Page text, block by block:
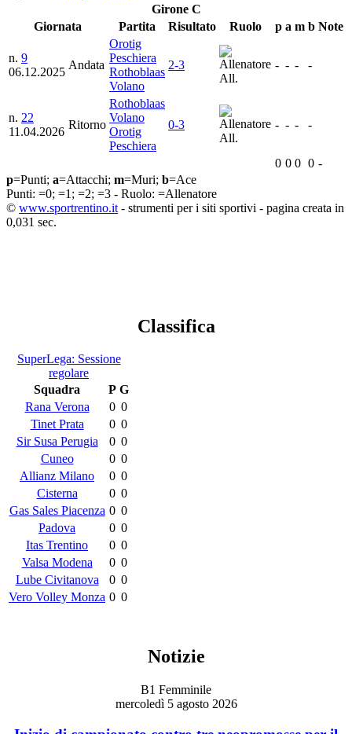
Girone C
Giornata
Partita Risultato Ruolo p a m b Note
n. 9
06.12.2025
Andata
Orotig
Peschiera
Rothoblaas
Volano
2-3
All.
- - - -
n. 22
11.04.2026
Ritorno
Rothoblaas
Volano
Orotig
Peschiera
0-3
All.
- - - -
0 0 0 0 -
p=Punti; a=Attacchi; m=Muri; b=Ace
Punti: =0; =1; =2; =3 - Ruolo: =Allenatore
© www.sportrentino.it - strumenti per i siti sportivi - pagina creata in
0,031 sec.
Classifica
SuperLega: Sessione
regolare
Squadra
P G
Rana Verona
0 0
Tinet Prata
0 0
Sir Susa Perugia
0 0
Cuneo
0 0
Allianz Milano
0 0
Cisterna
0 0
Gas Sales Piacenza 0 0
Padova
0 0
Itas Trentino
0 0
Valsa Modena
0 0
Lube Civitanova
0 0
Vero Volley Monza 0 0
Notizie
B1 Femminile
mercoledì 5 agosto 2026